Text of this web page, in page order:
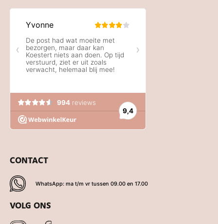
CONTACT
WhatsApp: ma t/m vr tussen 09.00 en 17.00
VOLG ONS